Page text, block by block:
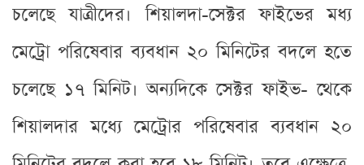
চলেছে যাত্রীদের। শিয়ালদা-সেক্টর ফাইভের মধ্য
মেট্রো পরিষেবার ব্যবধান ২০ মিনিটের বদলে হতে
চলেছে ১৭ মিনিট। অন্যদিকে সেক্টর ফাইভ- থেকে
শিয়ালদার মধ্যে মেট্রোর পরিষেবার ব্যবধান ২০